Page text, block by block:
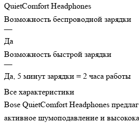
QuietComfort Headphones
Возможность беспроводной зарядки
—
Да
Возможность быстрой зарядки
—
Да, 5 минут зарядки = 2 часа работы
Все характеристики
Bose QuietComfort Headphones
активное шумоподавление и